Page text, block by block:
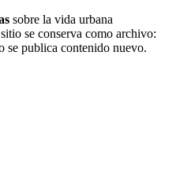
sobre la vida urbana
se conserva como archivo:
se publica contenido nuevo.